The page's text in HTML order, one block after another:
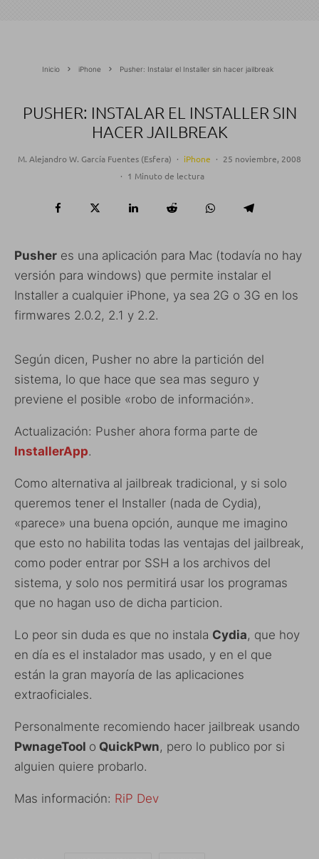
Inicio iPhone Pusher: Instalar el Installer sin hacer jailbreak
PUSHER: INSTALAR EL INSTALLER SIN
HACER JAILBREAK
M. Alejandro W. García Fuentes (Esfera) · iPhone · 25 noviembre, 2008
· 1 Minuto de lectura
Pusher es una aplicación para Mac (todavía no hay
versión para windows) que permite instalar el
Installer a cualquier iPhone, ya sea 2G o 3G en los
firmwares 2.0.2, 2.1 y 2.2.
Según dicen, Pusher no abre la partición del
sistema, lo que hace que sea mas seguro y
previene el posible «robo de información».
Actualización: Pusher ahora forma parte de
InstallerApp.
Como alternativa al jailbreak tradicional, y si solo
queremos tener el Installer (nada de Cydia),
«parece» una buena opción, aunque me imagino
que esto no habilita todas las ventajas del jailbreak,
como poder entrar por SSH a los archivos del
sistema, y solo nos permitirá usar los programas
que no hagan uso de dicha particion.
Lo peor sin duda es que no instala Cydia, que hoy
en día es el instalador mas usado, y en el que
están la gran mayoría de las aplicaciones
extraoficiales.
Personalmente recomiendo hacer jailbreak usando
PwnageTool o QuickPwn, pero lo publico por si
alguien quiere probarlo.
Mas información: RiP Dev